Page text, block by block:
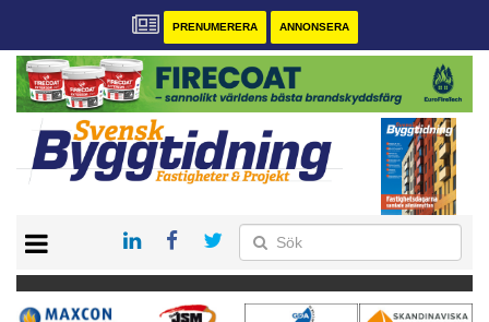
PRENUMERERA ANNONSERA
PRENUMERERA